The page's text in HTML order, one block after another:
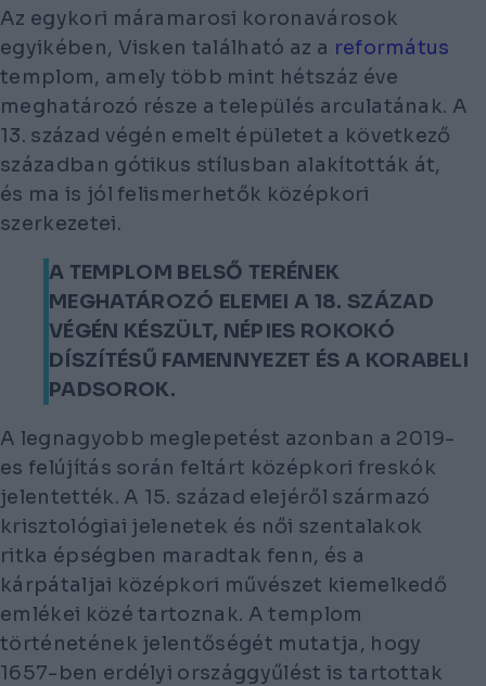
Az egykori máramarosi koronavárosok
egyikében, Visken található az a református
templom, amely több mint hétszáz éve
meghatározó része a település arculatának. A
13. század végén emelt épületet a következő
században gótikus stílusban alakították át,
és ma is jól felismerhetők középkori
szerkezetei.
A TEMPLOM BELSŐ TERÉNEK
MEGHATÁROZÓ ELEMEI A 18. SZÁZAD
VÉGÉN KÉSZÜLT, NÉPIES ROKOKÓ
DÍSZÍTÉSŰ FAMENNYEZET ÉS A KORABELI
PADSOROK.
A legnagyobb meglepetést azonban a 2019-
es felújítás során feltárt középkori freskók
jelentették. A 15. század elejéről származó
krisztológiai jelenetek és női szentalakok
ritka épségben maradtak fenn, és a
kárpátaljai középkori művészet kiemelkedő
emlékei közé tartoznak. A templom
történetének jelentőségét mutatja, hogy
1657-ben erdélyi országgyűlést is tartottak